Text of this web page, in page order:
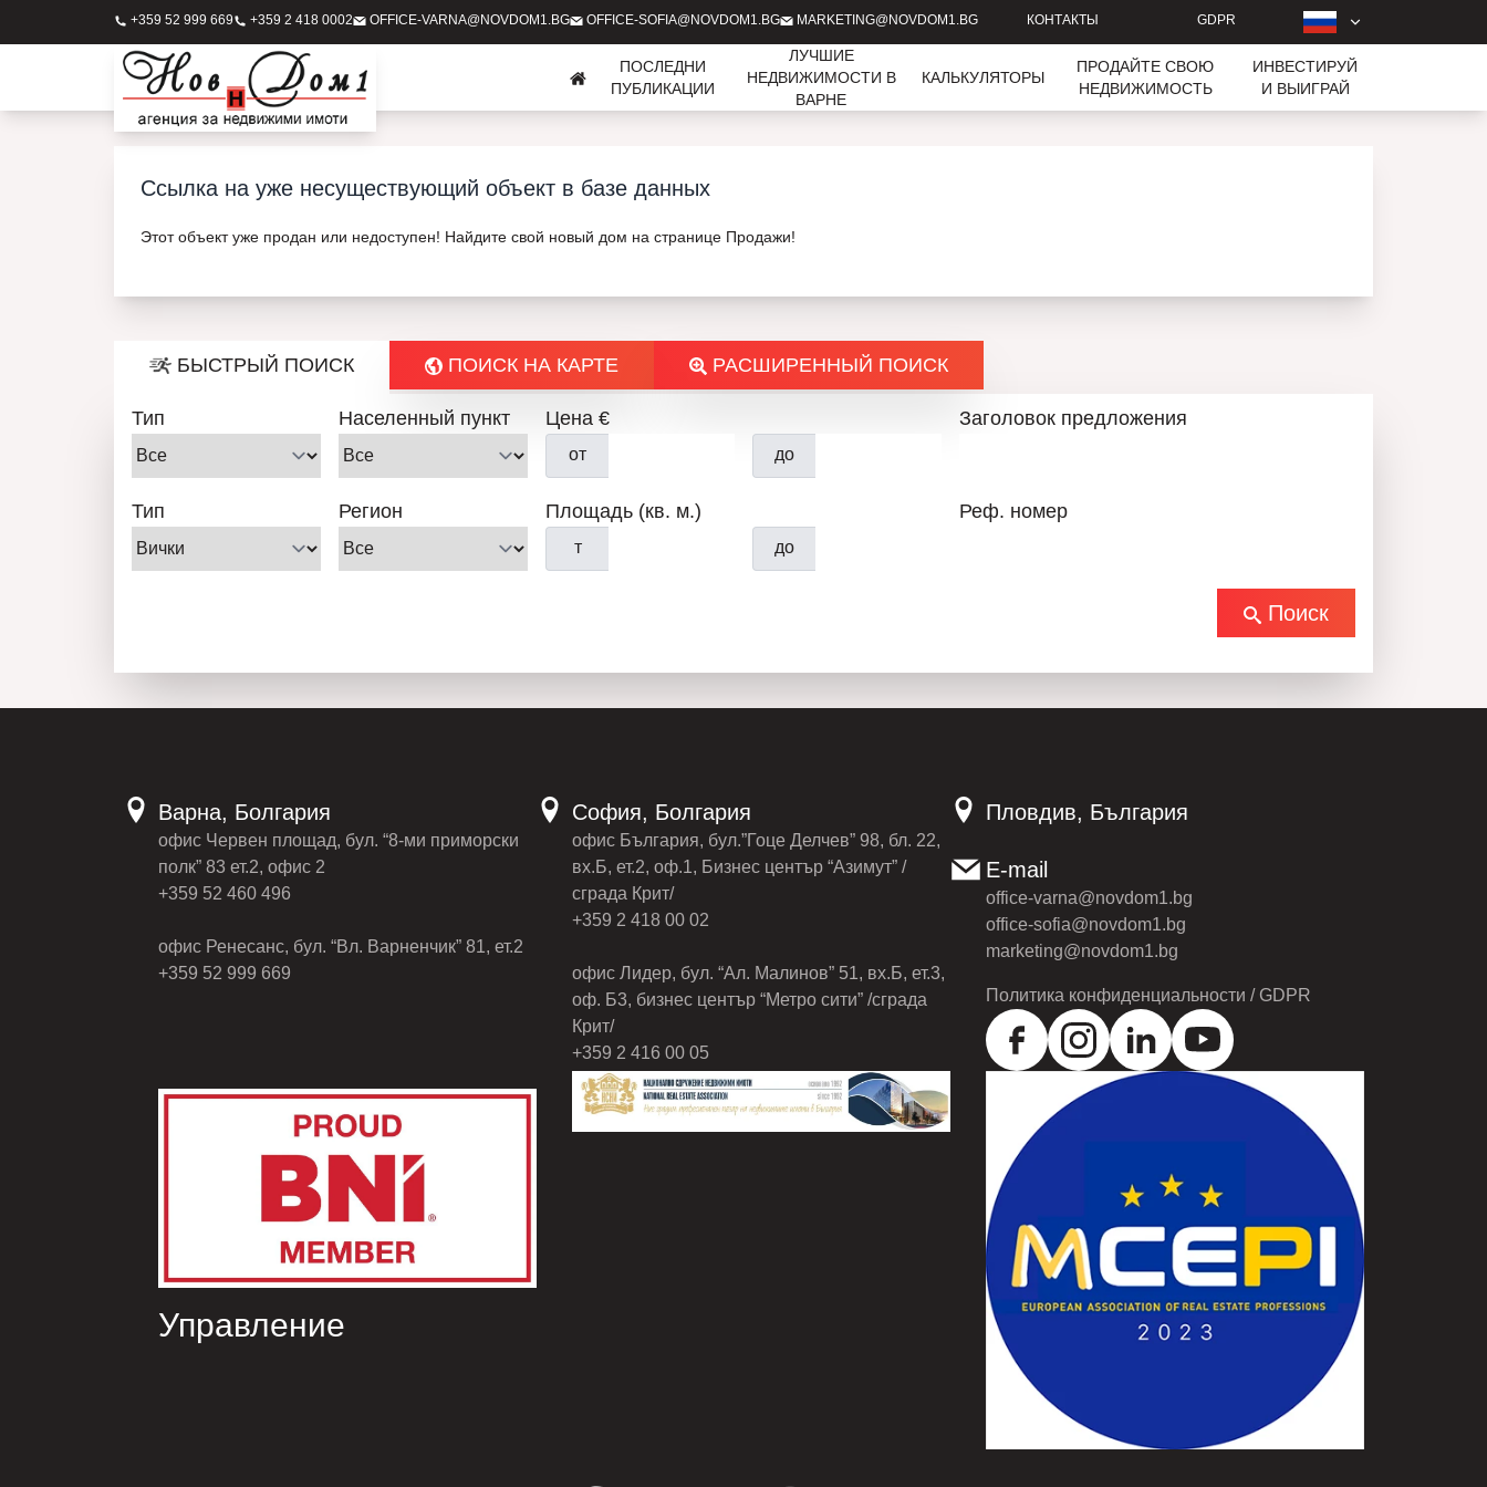
+359 52 999 669 +359 2 418 0002 OFFICE-VARNA@NOVDOM1.BG OFFICE-SOFIA@NOVDOM1.BG MARKETING@NOVDOM1.BG КОНТАКТЫ GDPR
ПОСЛЕДНИ
ПУБЛИКАЦИИ
ЛУЧШИЕ
НЕДВИЖИМОСТИ В
ВАРНЕ
КАЛЬКУЛЯТОРЫ
ПРОДАЙТЕ СВОЮ
НЕДВИЖИМОСТЬ
ИНВЕСТИРУЙ
И ВЫИГРАЙ
Ссылка на уже несуществующий объект в базе данных
Этот объект уже продан или недоступен! Найдите свой новый дом на странице Продажи!
БЫСТРЫЙ ПОИСК ПОИСК НА КАРТЕ РАСШИРЕННЫЙ ПОИСК
Тип Населенный пункт
Тип Регион
Цена €
от до
Площадь (кв. м.)
т до
Заголовок предложения
Реф. номер
Поиск
Варна, Болгария
офис Червен площад, бул. “8-ми приморски
полк” 83 ет.2, офис 2
+359 52 460 496
офис Ренесанс, бул. “Вл. Варненчик” 81, ет.2
+359 52 999 669
София, Болгария
офис България, бул.”Гоце Делчев” 98, бл. 22,
вх.Б, ет.2, оф.1, Бизнес център “Азимут” /
сграда Крит/
+359 2 418 00 02
офис Лидер, бул. “Ал. Малинов” 51, вх.Б, ет.3,
оф. Б3, бизнес център “Метро сити” /сграда
Крит/
+359 2 416 00 05
Пловдив, България
E-mail
office-varna@novdom1.bg
office-sofia@novdom1.bg
marketing@novdom1.bg
Политика конфиденциальности / GDPR
Управление